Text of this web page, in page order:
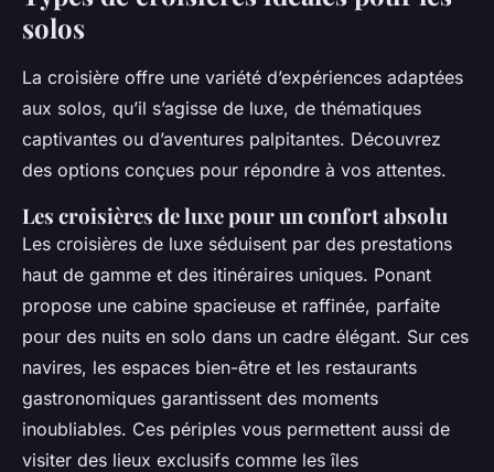
solos
La croisière offre une variété d’expériences adaptées
aux solos, qu’il s’agisse de luxe, de thématiques
captivantes ou d’aventures palpitantes. Découvrez
des options conçues pour répondre à vos attentes.
Les croisières de luxe pour un confort absolu
Les croisières de luxe séduisent par des prestations
haut de gamme et des itinéraires uniques. Ponant
propose une cabine spacieuse et raffinée, parfaite
pour des nuits en solo dans un cadre élégant. Sur ces
navires, les espaces bien-être et les restaurants
gastronomiques garantissent des moments
inoubliables. Ces périples vous permettent aussi de
visiter des lieux exclusifs comme les îles